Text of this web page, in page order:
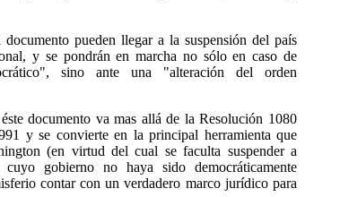
pueden llegar a la suspensión del país
y se pondrán en marcha no sólo en caso de
sino ante una "alteración del orden
documento va mas allá de la Resolución 1080
y se convierte en la principal herramienta que
(en virtud del cual se faculta suspender a
gobierno no haya sido democráticamente
contar con un verdadero marco jurídico para